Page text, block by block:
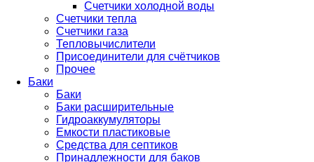
Счетчики холодной воды
Счетчики тепла
Счетчики газа
Тепловычислители
Присоединители для счётчиков
Прочее
Баки
Баки
Баки расширительные
Гидроаккумуляторы
Емкости пластиковые
Средства для септиков
Принадлежности для баков